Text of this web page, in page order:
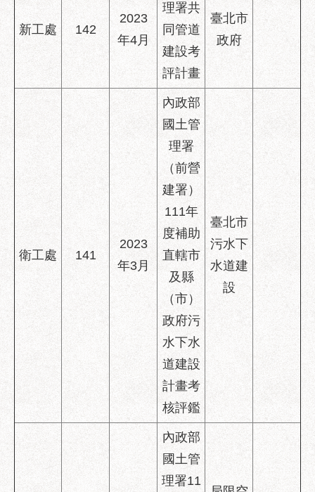
新工處 142
2023
年4月
理署共
同管道
建設考
評計畫
臺北市
政府
衛工處 141
2023
年3月
內政部
國土管
理署
（前營
建署）
111年
度補助
直轄市
及縣
（市）
政府污
水下水
道建設
計畫考
核評鑑
臺北市
污水下
水道建
設
內政部
國土管
理署11